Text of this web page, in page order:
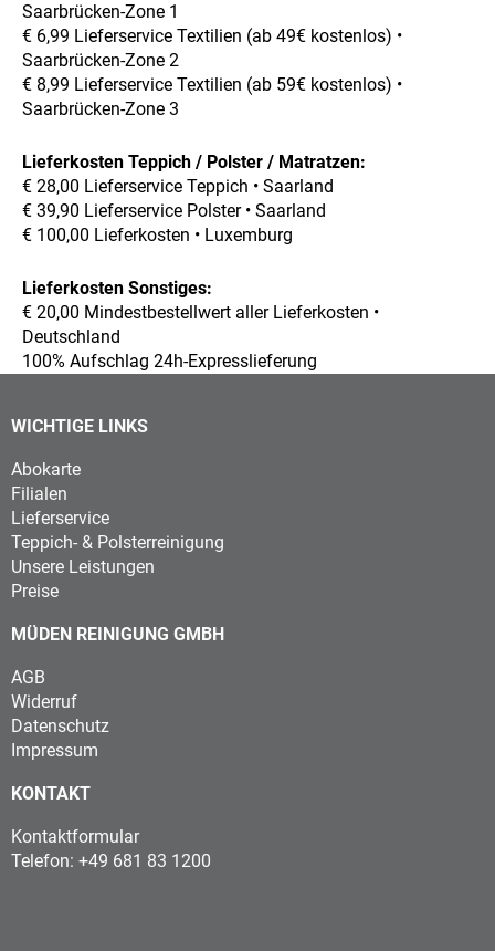
Saarbrücken-Zone 1
€ 6,99 Lieferservice Textilien (ab 49€ kostenlos) •
Saarbrücken-Zone 2
€ 8,99 Lieferservice Textilien (ab 59€ kostenlos) •
Saarbrücken-Zone 3
Lieferkosten Teppich / Polster / Matratzen:
€ 28,00 Lieferservice Teppich • Saarland
€ 39,90 Lieferservice Polster • Saarland
€ 100,00 Lieferkosten • Luxemburg
Lieferkosten Sonstiges:
€ 20,00 Mindestbestellwert aller Lieferkosten •
Deutschland
100% Aufschlag 24h-Expresslieferung
WICHTIGE LINKS
Abokarte
Filialen
Lieferservice
Teppich- & Polsterreinigung
Unsere Leistungen
Preise
MÜDEN REINIGUNG GMBH
AGB
Widerruf
Datenschutz
Impressum
KONTAKT
Kontaktformular
Telefon: +49 681 83 1200